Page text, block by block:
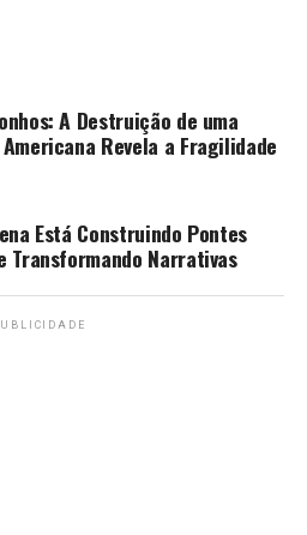
A Destruição de uma
Revela a Fragilidade
Está Construindo Pontes
Transformando Narrativas